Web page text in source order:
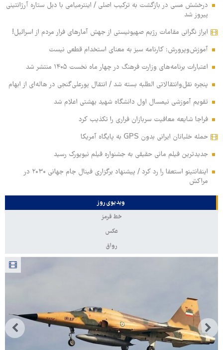
درخشش مسی در بازگشت به ترکیب اصلی / اینترمیامی با دبل ستاره آرژانتینی
پیروز شد
ابراز نگرانی مقامات رژیم صهیونیستی از جهش آمارهای فرار مردم از اسرائیل!
آموزش‌وپرورش: کارنامه سبز به معنای استخدام قطعی نیست
اعتبارات برنامه‌های وزارت فرهنگ در چهار ماه نخست ۱۴۰۵ منتشر شد
پنجره نقل‌وانتقالاتی الطلبه بسته شد / انتقال پورعلی‌گنجی در هاله‌ای از ابهام
تقویم آموزشی نیمسال اول دانشگاه شهید بهشتی اعلام شد
فراجا شایعه معافیت سربازان فراری را تکذیب کرد
حمله خلبانان ایرانی بدون GPS به پایگاه آمریکا
جدیدترین فیلم مانی حقیقی به جشنواره فیلم نیویورک رسید
اینفانتینو استعفا را رد کرد / پیشنهاد برگزاری فینال جام جهانی ۲۰۳۰ در
مراکش
ویدیوی روز
خط قرمز
عکس
رواق